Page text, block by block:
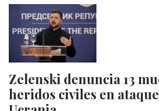
Zelenski denuncia 13
heridos civiles en